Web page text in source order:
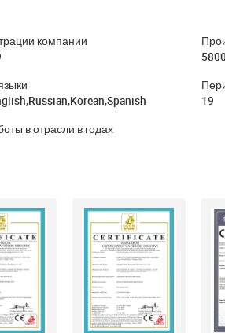
компании
5800
19
в отрасли в годах